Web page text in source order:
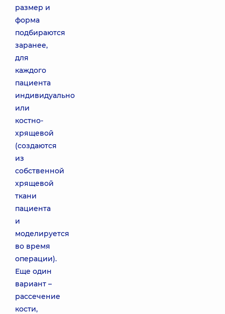
размер и
форма
подбираются
заранее,
для
каждого
пациента
индивидуально
или
костно-
хрящевой
(создаются
из
собственной
хрящевой
ткани
пациента
и
моделируется
во время
операции).
Еще один
вариант –
рассечение
кости,